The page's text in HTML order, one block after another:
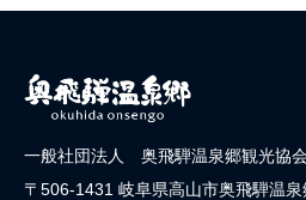
一般社団法人 奥飛騨温泉郷観光協
〒506-1431 岐阜県高山市奥飛騨温